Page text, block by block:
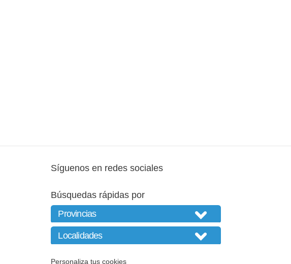
Síguenos en redes sociales
Búsquedas rápidas por
Personaliza tus cookies